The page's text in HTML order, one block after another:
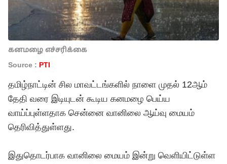
கனமழை எச்சரிக்கை
Source : PTI
தமிழ்நாட்டின் சில மாவட்டங்களில் நாளை முதல் 12ஆம்
தேதி வரை இடியுடன் கூடிய கனமழை பெய்ய
வாய்ப்புள்ளதாக சென்னை வானிலை ஆய்வு மையம்
தெரிவித்துள்ளது.
இதுதொடர்பாக வானிலை மையம் இன்று வெளியிட்டுள்ள